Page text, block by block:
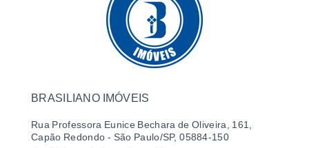
BRASILIANO IMÓVEIS
Rua Professora Eunice Bechara de Oliveira, 161,
Capão Redondo - São Paulo/SP, 05884-150